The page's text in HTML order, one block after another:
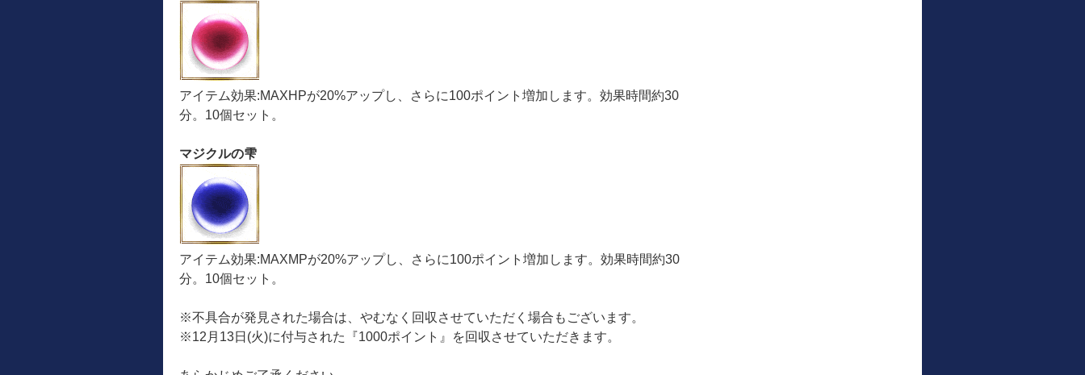
アイテム効果:MAXHPが20%アップし、さらに100ポイント増加します。効果時間約30
分。10個セット。
マジクルの雫
アイテム効果:MAXMPが20%アップし、さらに100ポイント増加します。効果時間約30
分。10個セット。
※不具合が発見された場合は、やむなく回収させていただく場合もございます。
※12月13日(火)に付与された『1000ポイント』を回収させていただきます。